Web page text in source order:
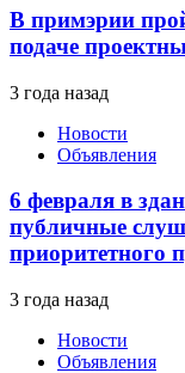
В примэрии
подаче
3 года назад
Новости
Объявления
6 февраля в
публичные
приоритетного
3 года назад
Новости
Объявления